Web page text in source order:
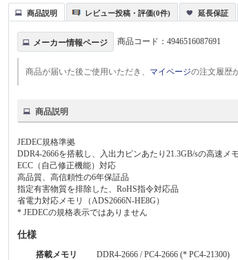
商品説明 レビュー投稿・評価(0件) 延長保証
メーカー情報ページ 商品コード：4946516087691
商品が届いた後ご使用いただき、 マイページの注文履歴
商品説明
JEDEC規格準拠
DDR4-2666を搭載し、入出力ピンあたり21.3GB/sの高速メ
ECC（自己修正機能）対応
高品質、高信頼性の6年保証品
指定有害物質を排除した、RoHS指令対応品
省電力対応メモリ（ADS2666N-HE8G）
* JEDECの規格表示ではありません
仕様
搭載メモリ
DDR4-2666 / PC4-2666 (* PC4-21300)